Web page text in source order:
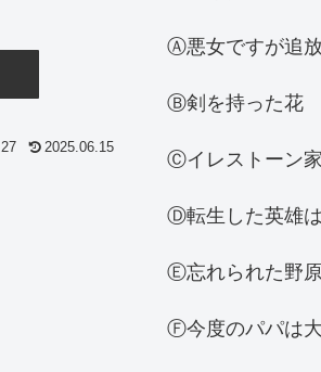
2025.06.15
Ⓐ悪女ですが追
Ⓑ剣を持った花
Ⓒイレストーン
Ⓓ転生した英雄
Ⓔ忘れられた野
Ⓕ今度のパパは